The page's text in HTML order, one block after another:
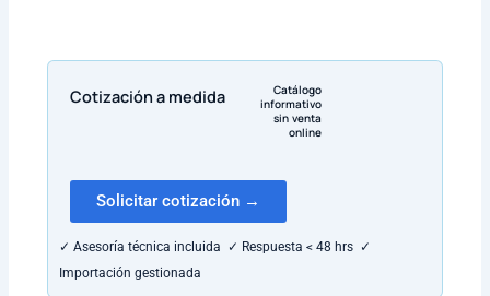
Cotización a medida
Catálogo
informativo
sin venta
online
Solicitar cotización →
✓ Asesoría técnica incluida ✓ Respuesta < 48 hrs ✓
Importación gestionada